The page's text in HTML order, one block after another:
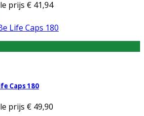
prijs € 41,94
Caps 180
prijs € 49,90